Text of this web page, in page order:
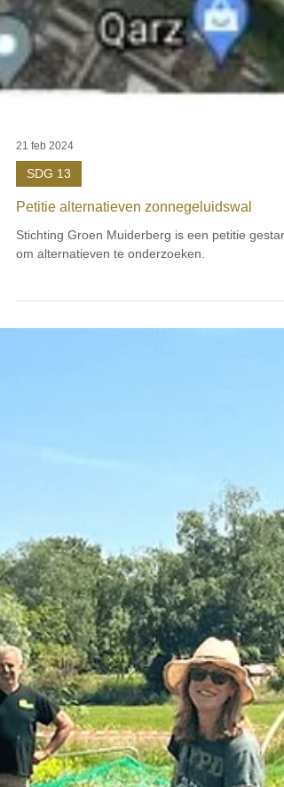
21 feb 2024
SDG 13
Petitie alternatieven zonnegeluidswal